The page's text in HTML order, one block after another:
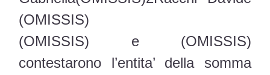
(OMISSIS)
(OMISSIS) e (OMISSIS)
contestarono l’entita’ della somma